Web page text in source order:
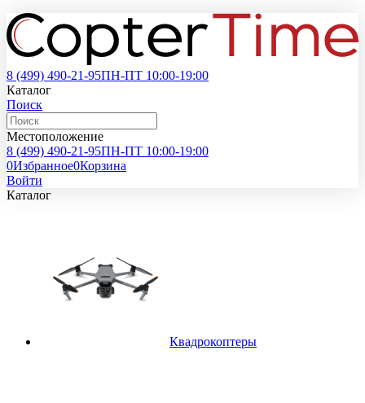
8 (499) 490-21-95ПН-ПТ 10:00-19:00
Каталог
Поиск
Местоположение
8 (499) 490-21-95ПН-ПТ 10:00-19:00
0Избранное0Корзина
Войти
Каталог
Квадрокоптеры